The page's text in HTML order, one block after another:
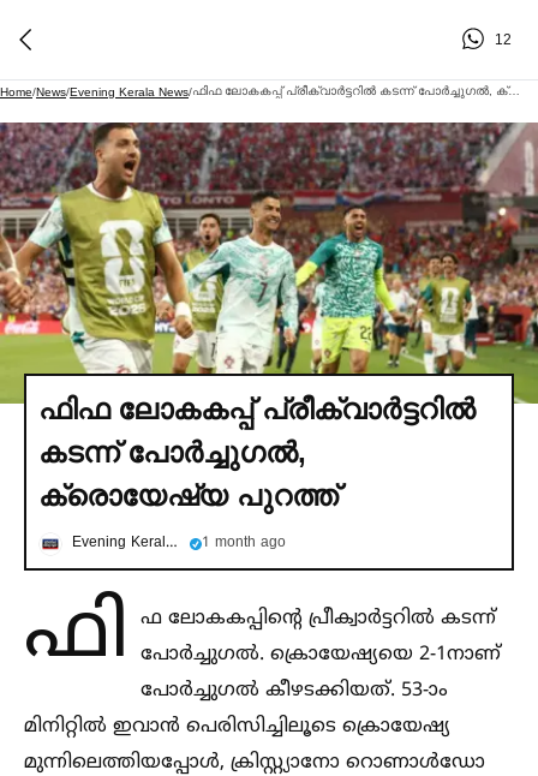
12
Home/News/Evening Kerala News/ ഫിഫ ലോകകപ്പ് പ്രീക്വാര്‍ട്ടറില്‍ കടന്ന് പോര്‍ച്ചുഗല്‍, ക്രൊയേഷ്യ പുറത്ത്
ഫിഫ ലോകകപ്പ് പ്രീക്വാര്‍ട്ടറില്‍
കടന്ന് പോര്‍ച്ചുഗല്‍,
ക്രൊയേഷ്യ പുറത്ത്
Evening Kerala News 1 month ago
ഫി
ഫ ലോകകപ്പിന്റെ പ്രീക്വാർട്ടറില്‍ കടന്ന്
പോർച്ചുഗല്‍. ക്രൊയേഷ്യയെ 2-1നാണ്
പോർച്ചുഗല്‍ കീഴടക്കിയത്. 53-ാം
മിനിറ്റില്‍ ഇവാൻ പെരിസിച്ചിലൂടെ ക്രൊയേഷ്യ
മുന്നിലെത്തിയപ്പോള്‍, ക്രിസ്റ്റ്യാനോ റൊണാള്‍ഡോ